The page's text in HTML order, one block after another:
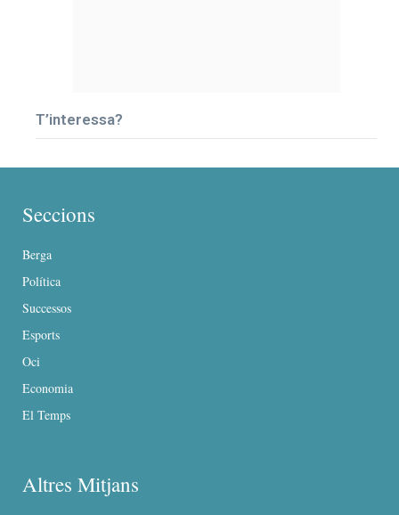
T’interessa?
Seccions
Berga
Política
Successos
Esports
Oci
Economia
El Temps
Altres Mitjans